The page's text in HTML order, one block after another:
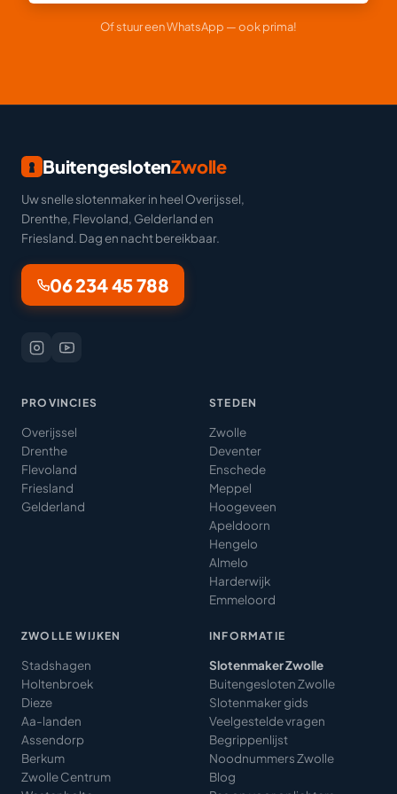
Of stuur een WhatsApp — ook prima!
BuitengeslotenZwolle
Uw snelle slotenmaker in heel Overijssel,
Drenthe, Flevoland, Gelderland en
Friesland. Dag en nacht bereikbaar.
06 234 45 788
PROVINCIES
Overijssel
Drenthe
Flevoland
Friesland
Gelderland
STEDEN
Zwolle
Deventer
Enschede
Meppel
Hoogeveen
Apeldoorn
Hengelo
Almelo
Harderwijk
Emmeloord
ZWOLLE WIJKEN
Stadshagen
Holtenbroek
Dieze
Aa-landen
Assendorp
Berkum
Zwolle Centrum
INFORMATIE
Slotenmaker Zwolle
Buitengesloten Zwolle
Slotenmaker gids
Veelgestelde vragen
Begrippenlijst
Noodnummers Zwolle
Blog